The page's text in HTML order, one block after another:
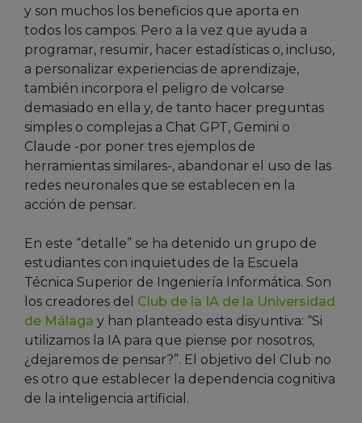
y son muchos los beneficios que aporta en
todos los campos. Pero a la vez que ayuda a
programar, resumir, hacer estadísticas o, incluso,
a personalizar experiencias de aprendizaje,
también incorpora el peligro de volcarse
demasiado en ella y, de tanto hacer preguntas
simples o complejas a Chat GPT, Gemini o
Claude -por poner tres ejemplos de
herramientas similares-, abandonar el uso de las
redes neuronales que se establecen en la
acción de pensar.
En este “detalle” se ha detenido un grupo de
estudiantes con inquietudes de la Escuela
Técnica Superior de Ingeniería Informática. Son
los creadores del Club de la IA de la Universidad
de Málaga y han planteado esta disyuntiva: “Si
utilizamos la IA para que piense por nosotros,
¿dejaremos de pensar?”. El objetivo del Club no
es otro que establecer la dependencia cognitiva
de la inteligencia artificial.